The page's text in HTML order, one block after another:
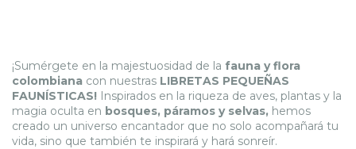
¡Sumérgete en la majestuosidad de la fauna y flora
colombiana con nuestras LIBRETAS PEQUEÑAS
FAUNÍSTICAS! Inspirados en la riqueza de aves, plantas y la
magia oculta en bosques, páramos y selvas, hemos
creado un universo encantador que no solo acompañará tu
vida, sino que también te inspirará y hará sonreír.